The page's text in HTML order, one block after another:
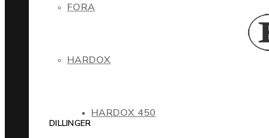
FORA
HARDOX
HARDOX 450
DILLINGER